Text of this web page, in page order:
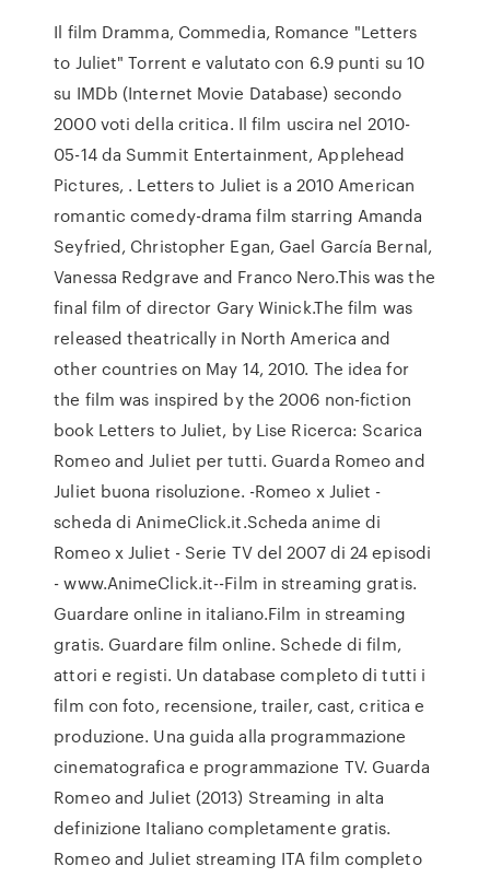
Il film Dramma, Commedia, Romance "Letters
to Juliet" Torrent e valutato con 6.9 punti su 10
su IMDb (Internet Movie Database) secondo
2000 voti della critica. Il film uscira nel 2010-
05-14 da Summit Entertainment, Applehead
Pictures, . Letters to Juliet is a 2010 American
romantic comedy-drama film starring Amanda
Seyfried, Christopher Egan, Gael García Bernal,
Vanessa Redgrave and Franco Nero.This was the
final film of director Gary Winick.The film was
released theatrically in North America and
other countries on May 14, 2010. The idea for
the film was inspired by the 2006 non-fiction
book Letters to Juliet, by Lise Ricerca: Scarica
Romeo and Juliet per tutti. Guarda Romeo and
Juliet buona risoluzione. -Romeo x Juliet -
scheda di AnimeClick.it.Scheda anime di
Romeo x Juliet - Serie TV del 2007 di 24 episodi
- www.AnimeClick.it--Film in streaming gratis.
Guardare online in italiano.Film in streaming
gratis. Guardare film online. Schede di film,
attori e registi. Un database completo di tutti i
film con foto, recensione, trailer, cast, critica e
produzione. Una guida alla programmazione
cinematografica e programmazione TV. Guarda
Romeo and Juliet (2013) Streaming in alta
definizione Italiano completamente gratis.
Romeo and Juliet streaming ITA film completo